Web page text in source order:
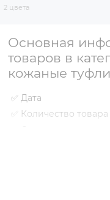
2 цвета
Основная
товаров в
кожаные
✅ Дата
✅ Количество товара